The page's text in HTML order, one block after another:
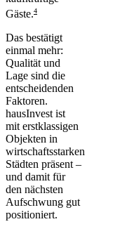
Gäste.4
Das bestätigt
einmal mehr:
Qualität und
Lage sind die
entscheidenden
Faktoren.
hausInvest ist
mit erstklassigen
Objekten in
wirtschaftsstarken
Städten präsent –
und damit für
den nächsten
Aufschwung gut
positioniert.